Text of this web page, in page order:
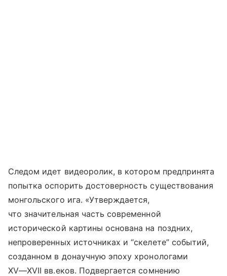
Следом идет видеоролик, в котором предпринята
попытка оспорить достоверность существования
монгольского ига. «Утверждается,
что значительная часть современной
исторической картины основана на поздних,
непроверенных источниках и “скелете” событий,
созданном в донаучную эпоху хронологами
XV—XVII вв.еков. Подвергается сомнению